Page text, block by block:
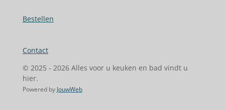
Bestellen
Contact
© 2025 - 2026 Alles voor u keuken en bad vindt u
hier.
Powered by JouwWeb